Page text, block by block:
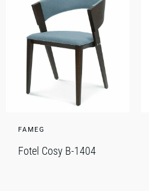
FAMEG
Fotel Cosy B-1404